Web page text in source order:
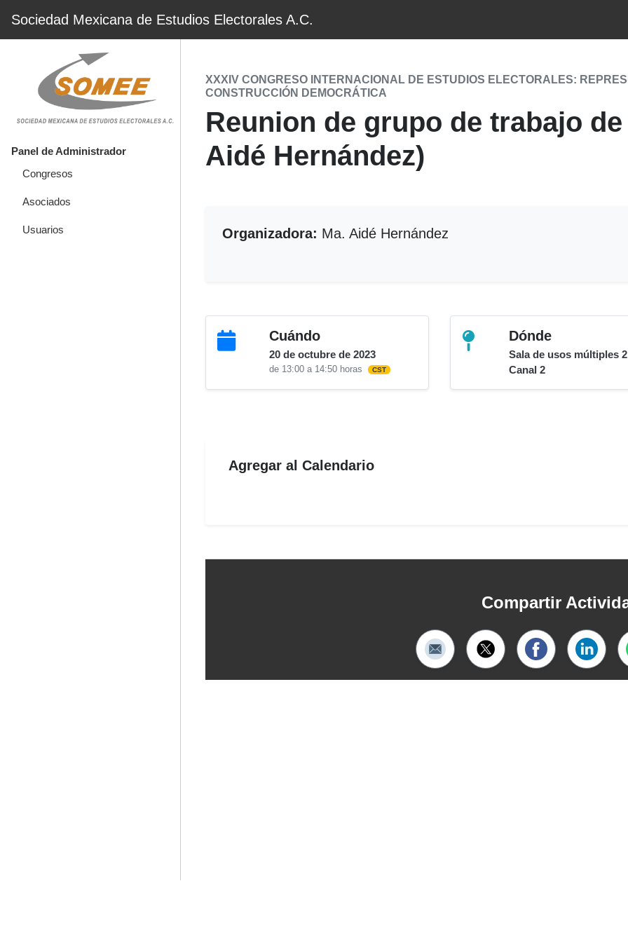
Sociedad Mexicana de Estudios Electorales A.C.
Panel de Administrador
Congresos
Asociados
Usuarios
XXXIV CONGRESO INTERNACIONAL DE ESTUDIOS ELECTORALES:
CONSTRUCCIÓN DEMOCRÁTICA
Reunion de grupo de trabajo
Aidé Hernández)
Organizadora: Ma. Aidé Hernández
Cuándo
20 de octubre de 2023
de 13:00 a 14:50 horas CST
Dónde
Sala de usos múltiples
Canal 2
Agregar al Calendario
Compartir